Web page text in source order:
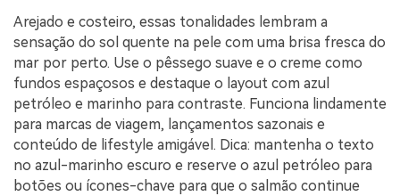
Arejado e costeiro, essas tonalidades lembram a
sensação do sol quente na pele com uma brisa fresca do
mar por perto. Use o pêssego suave e o creme como
fundos espaçosos e destaque o layout com azul
petróleo e marinho para contraste. Funciona lindamente
para marcas de viagem, lançamentos sazonais e
conteúdo de lifestyle amigável. Dica: mantenha o texto
no azul-marinho escuro e reserve o azul petróleo para
botões ou ícones-chave para que o salmão continue